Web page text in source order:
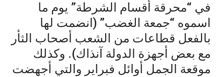
في “محرقة أقسام الشرطة” يوم ما
اسموه “جمعة الغضب” (انضمت لها
بالفعل قطاعات من الشعب أصحاب الثأر
مع بعض أجهزة الدولة آنذاك). وكذلك
موقعة الجمل أوائل فبراير والتي أجهضت